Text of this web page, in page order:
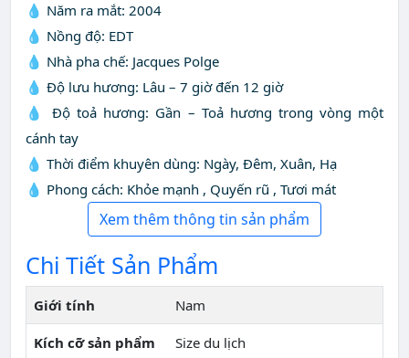
💧 Năm ra mắt: 2004
💧 Nồng độ: EDT
💧 Nhà pha chế: Jacques Polge
💧 Độ lưu hương: Lâu – 7 giờ đến 12 giờ
💧 Độ toả hương: Gần – Toả hương trong vòng một
cánh tay
💧 Thời điểm khuyên dùng: Ngày, Đêm, Xuân, Hạ
💧 Phong cách: Khỏe mạnh , Quyến rũ , Tươi mát
Xem thêm thông tin sản phẩm
Chi Tiết Sản Phẩm
Giới tính Nam
Kích cỡ sản phẩm Size du lịch